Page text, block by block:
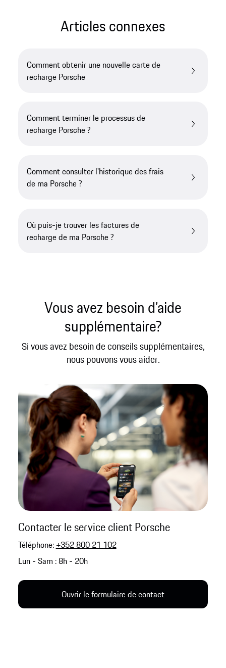
Articles connexes
Comment obtenir une nouvelle carte de
recharge Porsche
Comment terminer le processus de
recharge Porsche ?
Comment consulter l'historique des frais
de ma Porsche ?
Où puis-je trouver les factures de
recharge de ma Porsche ?
Vous avez besoin d’aide
supplémentaire?
Si vous avez besoin de conseils supplémentaires,
nous pouvons vous aider.
Contacter le service client Porsche
Téléphone: +352 800 21 102
Lun - Sam : 8h - 20h
Ouvrir le formulaire de contact